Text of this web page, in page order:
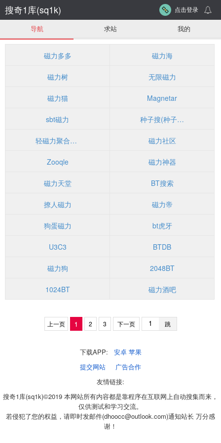
搜奇1库(sq1k) 点击登录
导航 求站 我的
磁力多多 磁力海
磁力树 无限磁力
磁力猫 Magnetar
sbt磁力 种子搜(种子帝)
轻磁力聚合搜索引擎 磁力社区
Zooqle 磁力神器
磁力天堂 BT搜索
撩人磁力 磁力帝
狗蛋磁力 bt虎牙
U3C3 BTDB
磁力狗 2048BT
1024BT 磁力酒吧
上一页 1 2 3 下一页 跳
下载APP: 安卓 苹果
提交网站
广告合作
友情链接:
搜奇1库(sq1k)©2019 本网站所有内容都是靠程序在互联网上自动搜集而来，
仅供测试和学习交流。
若侵犯了您的权益，请即时发邮件(dhoocc@outlook.com)通知站长 万分感
谢！